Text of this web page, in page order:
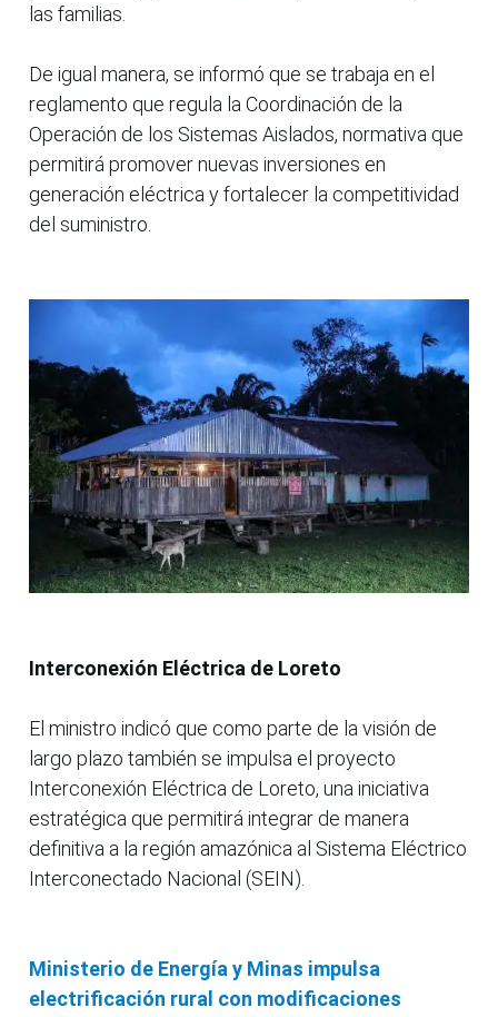
las familias.
De igual manera, se informó que se trabaja en el
reglamento que regula la Coordinación de la
Operación de los Sistemas Aislados, normativa que
permitirá promover nuevas inversiones en
generación eléctrica y fortalecer la competitividad
del suministro.
Interconexión Eléctrica de Loreto
El ministro indicó que como parte de la visión de
largo plazo también se impulsa el proyecto
Interconexión Eléctrica de Loreto, una iniciativa
estratégica que permitirá integrar de manera
definitiva a la región amazónica al Sistema Eléctrico
Interconectado Nacional (SEIN).
Ministerio de Energía y Minas impulsa
electrificación rural con modificaciones